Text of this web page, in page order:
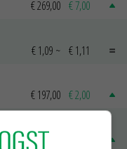
€ 269,00 € 7,00
€ 1,09 ~ € 1,11
€ 197,00 € 2,00
€ 345,00